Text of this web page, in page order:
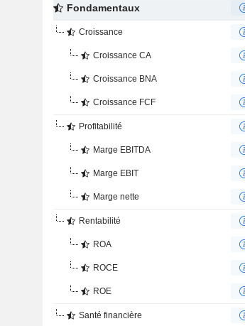
Fondamentaux
Croissance
Croissance CA
Croissance BNA
Croissance FCF
Profitabilité
Marge EBITDA
Marge EBIT
Marge nette
Rentabilité
ROA
ROCE
ROE
Santé financière